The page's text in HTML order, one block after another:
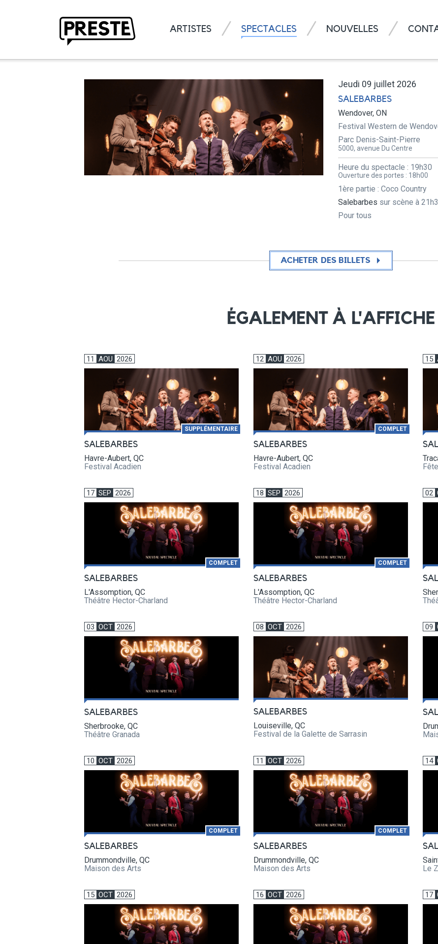
ARTISTES SPECTACLES NOUVELLES
Jeudi 09 juillet 2026
SALEBARBES
Wendover, ON
Festival Western de
Parc Denis-Saint-Pierre
5000, avenue Du Centre
Heure du spectacle : 19h30
Ouverture des portes : 18h00
1ère partie : Coco Country
Salebarbes sur scène à
Pour tous
ACHETER DES BILLETS
ÉGALEMENT À L'AFFICHE
11 AOU 2026
SUPPLÉMENTAIRE
SALEBARBES
Havre-Aubert, QC
Festival Acadien
12 AOU 2026
COMPLET
SALEBARBES
Havre-Aubert, QC
Festival Acadien
15
17 SEP 2026
COMPLET
SALEBARBES
L'Assomption, QC
Théâtre Hector-Charland
18 SEP 2026
COMPLET
SALEBARBES
L'Assomption, QC
Théâtre Hector-Charland
02
03 OCT 2026
SALEBARBES
Sherbrooke, QC
Théâtre Granada
08 OCT 2026
SALEBARBES
Louiseville, QC
Festival de la Galette de Sarrasin
09
10 OCT 2026
COMPLET
SALEBARBES
Drummondville, QC
Maison des Arts
11 OCT 2026
COMPLET
SALEBARBES
Drummondville, QC
Maison des Arts
14
Le
15 OCT 2026 16 OCT 2026 17